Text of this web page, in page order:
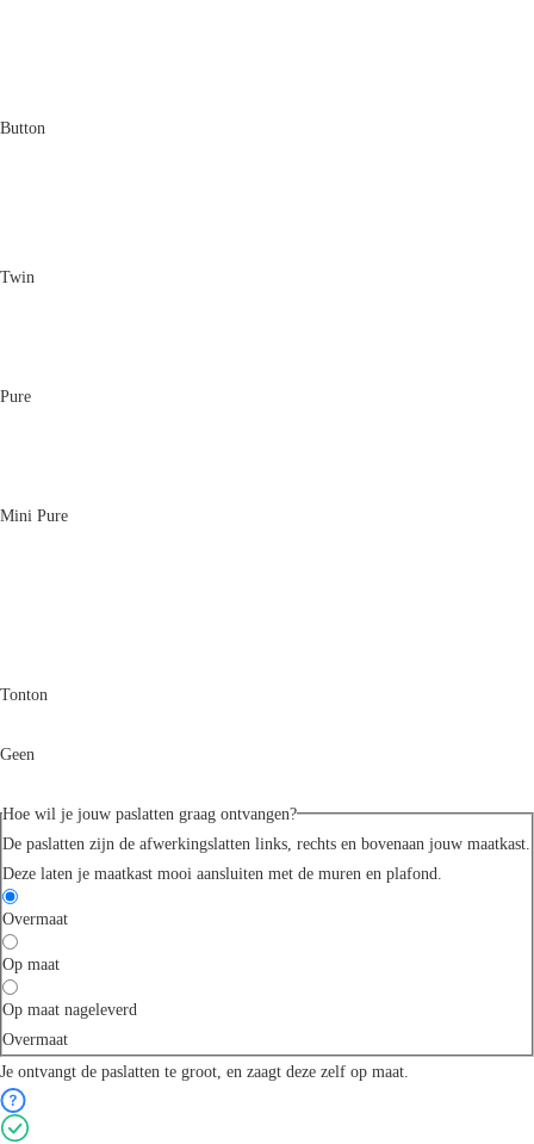
Button
Twin
Pure
Mini Pure
Tonton
Geen
Hoe wil je jouw paslatten graag ontvangen?
De paslatten zijn de afwerkingslatten links, rechts en bovenaan jouw maatkast.
Deze laten je maatkast mooi aansluiten met de muren en plafond.
Overmaat
Op maat
Op maat nageleverd
Overmaat
Je ontvangt de paslatten te groot, en zaagt deze zelf op maat.